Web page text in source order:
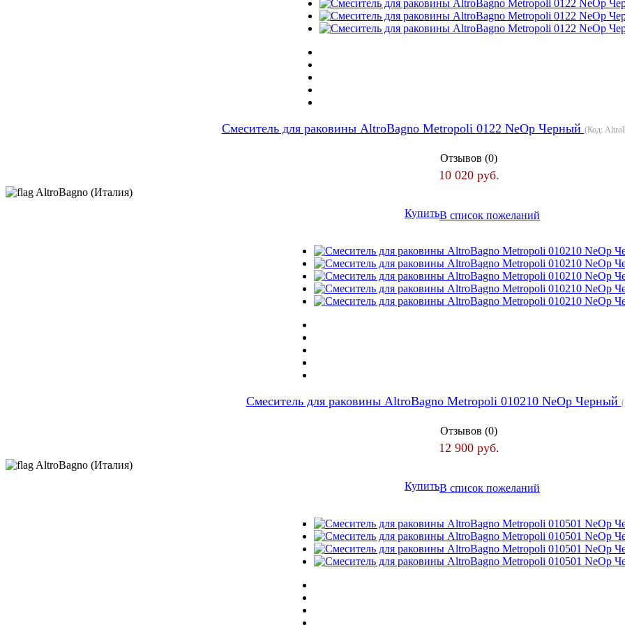
Cмеситель для раковины AltroBagno Metropoli 0122 NeOp Черный (Код:
Отзывов (0)
10 020 руб.
AltroBagno (Италия)
КупитьВ список пожеланий
Cмеситель для раковины AltroBagno Metropoli 010210 NeOp Черный
Отзывов (0)
12 900 руб.
AltroBagno (Италия)
КупитьВ список пожеланий